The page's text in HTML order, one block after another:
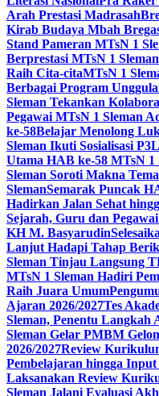
Arah Prestasi Madrasah
Kirab Budaya Mbah
Stand Pameran MTsN 1
Berprestasi MTsN 1
Raih Cita-citaMTsN 1
Berbagai Program
Sleman Tekankan
Pegawai MTsN 1 Sleman
ke-58Belajar Menolong
Sleman Ikuti Sosialisasi
Utama HAB ke-58 MTsN 1
Sleman Soroti Makna
SlemanSemarak Puncak
Hadirkan Jalan Sehat
Sejarah, Guru dan
KH M. Basyarudin
Lanjut Hadapi Tahap
Sleman Tinjau Langsung
MTsN 1 Sleman Hadiri
Raih Juara Umum
Ajaran 2026/2027Tes
Sleman, Penentu
Sleman Gelar PMBM
2026/2027Review
Pembelajaran hingga
Laksanakan Review
Sleman Jalani Evaluasi